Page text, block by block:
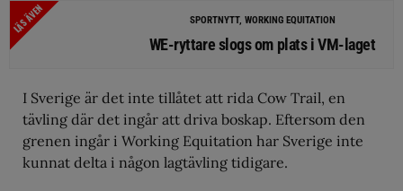
LÄS ÄVEN SPORTNYTT, WORKING EQUITATION
WE-ryttare slogs om plats i VM-laget
I Sverige är det inte tillåtet att rida Cow Trail, en
tävling där det ingår att driva boskap. Eftersom den
grenen ingår i Working Equitation har Sverige inte
kunnat delta i någon lagtävling tidigare.